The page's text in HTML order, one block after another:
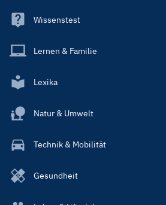
Wissenstest
Lernen & Familie
Lexika
Natur & Umwelt
Technik & Mobilität
Gesundheit